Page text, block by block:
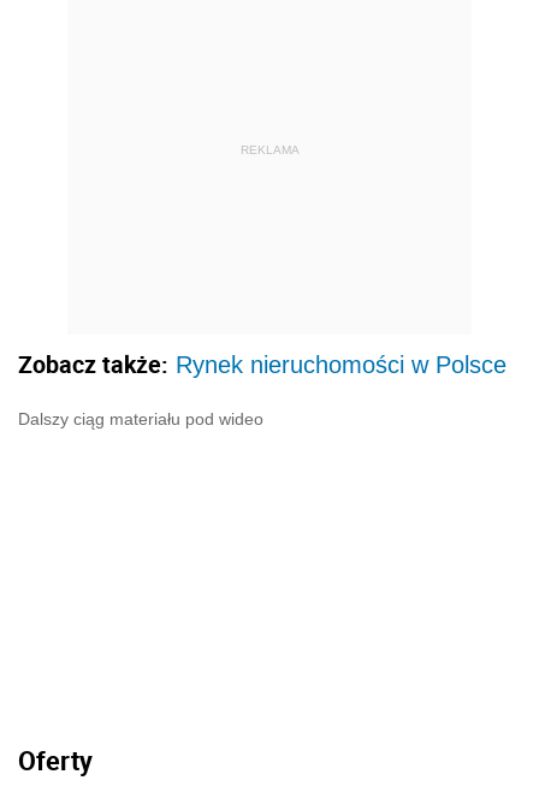
REKLAMA
Zobacz także: Rynek nieruchomości w Polsce
Dalszy ciąg materiału pod wideo
Oferty